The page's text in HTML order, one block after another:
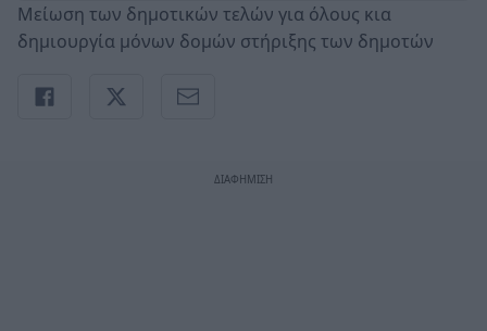
Μείωση των δημοτικών τελών για όλους κια
δημιουργία μόνων δομών στήριξης των δημοτών